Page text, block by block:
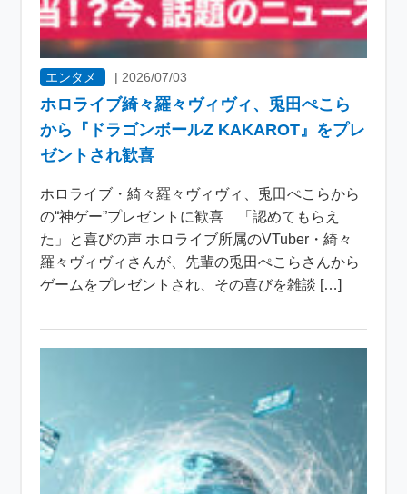
エンタメ | 2026/07/03
ホロライブ綺々羅々ヴィヴィ、兎田ぺこら
から『ドラゴンボールZ KAKAROT』をプレ
ゼントされ歓喜
ホロライブ・綺々羅々ヴィヴィ、兎田ぺこらから
の“神ゲー”プレゼントに歓喜 「認めてもらえ
た」と喜びの声 ホロライブ所属のVTuber・綺々
羅々ヴィヴィさんが、先輩の兎田ぺこらさんから
ゲームをプレゼントされ、その喜びを雑談 […]